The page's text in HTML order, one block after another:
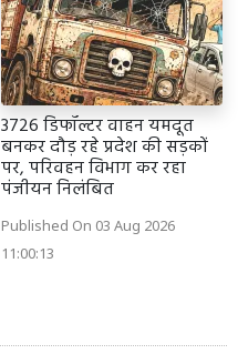
3726 डिफॉल्टर वाहन यमदूत
बनकर दौड़ रहे प्रदेश की सड़कों
पर, परिवहन विभाग कर रहा
पंजीयन निलंबित
Published On 03 Aug 2026
11:00:13